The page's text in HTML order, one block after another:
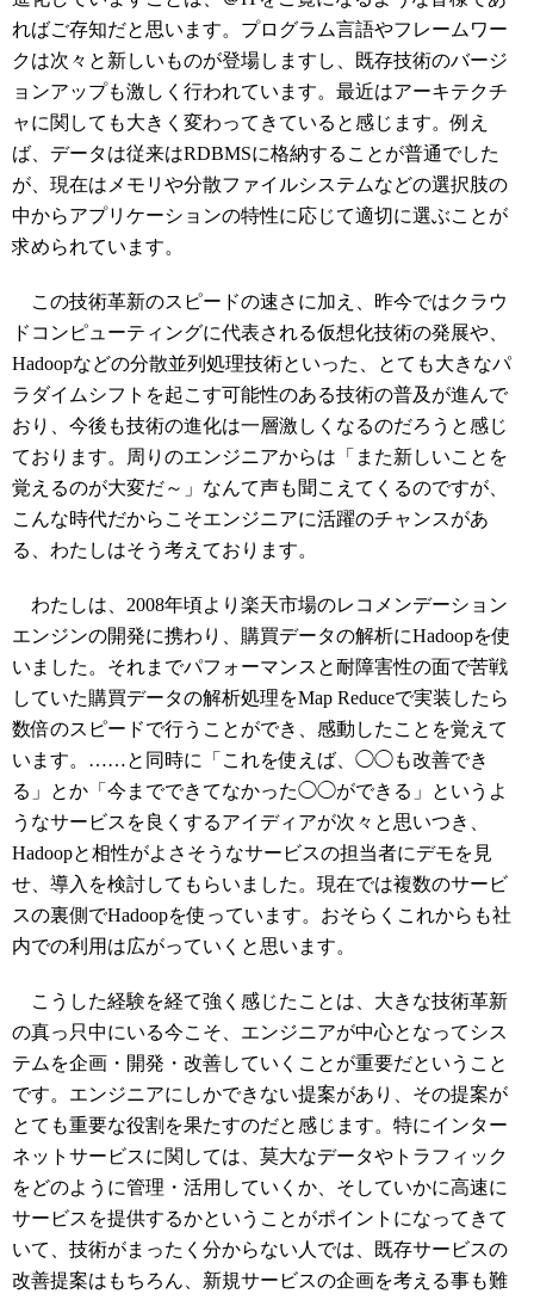
ればご存知だと思います。プログラム言語やフレームワー
クは次々と新しいものが登場しますし、既存技術のバージ
ョンアップも激しく行われています。最近はアーキテクチ
ャに関しても大きく変わってきていると感じます。例え
ば、データは従来はRDBMSに格納することが普通でした
が、現在はメモリや分散ファイルシステムなどの選択肢の
中からアプリケーションの特性に応じて適切に選ぶことが
求められています。
この技術革新のスピードの速さに加え、昨今ではクラウ
ドコンピューティングに代表される仮想化技術の発展や、
Hadoopなどの分散並列処理技術といった、とても大きなパ
ラダイムシフトを起こす可能性のある技術の普及が進んで
おり、今後も技術の進化は一層激しくなるのだろうと感じ
ております。周りのエンジニアからは「また新しいことを
覚えるのが大変だ～」なんて声も聞こえてくるのですが、
こんな時代だからこそエンジニアに活躍のチャンスがあ
る、わたしはそう考えております。
わたしは、2008年頃より楽天市場のレコメンデーション
エンジンの開発に携わり、購買データの解析にHadoopを使
いました。それまでパフォーマンスと耐障害性の面で苦戦
していた購買データの解析処理をMap Reduceで実装したら
数倍のスピードで行うことができ、感動したことを覚えて
います。……と同時に「これを使えば、◯◯も改善でき
る」とか「今までできてなかった◯◯ができる」というよ
うなサービスを良くするアイディアが次々と思いつき、
Hadoopと相性がよさそうなサービスの担当者にデモを見
せ、導入を検討してもらいました。現在では複数のサービ
スの裏側でHadoopを使っています。おそらくこれからも社
内での利用は広がっていくと思います。
こうした経験を経て強く感じたことは、大きな技術革新
の真っ只中にいる今こそ、エンジニアが中心となってシス
テムを企画・開発・改善していくことが重要だということ
です。エンジニアにしかできない提案があり、その提案が
とても重要な役割を果たすのだと感じます。特にインター
ネットサービスに関しては、莫大なデータやトラフィック
をどのように管理・活用していくか、そしていかに高速に
サービスを提供するかということがポイントになってきて
いて、技術がまったく分からない人では、既存サービスの
改善提案はもちろん、新規サービスの企画を考える事も難